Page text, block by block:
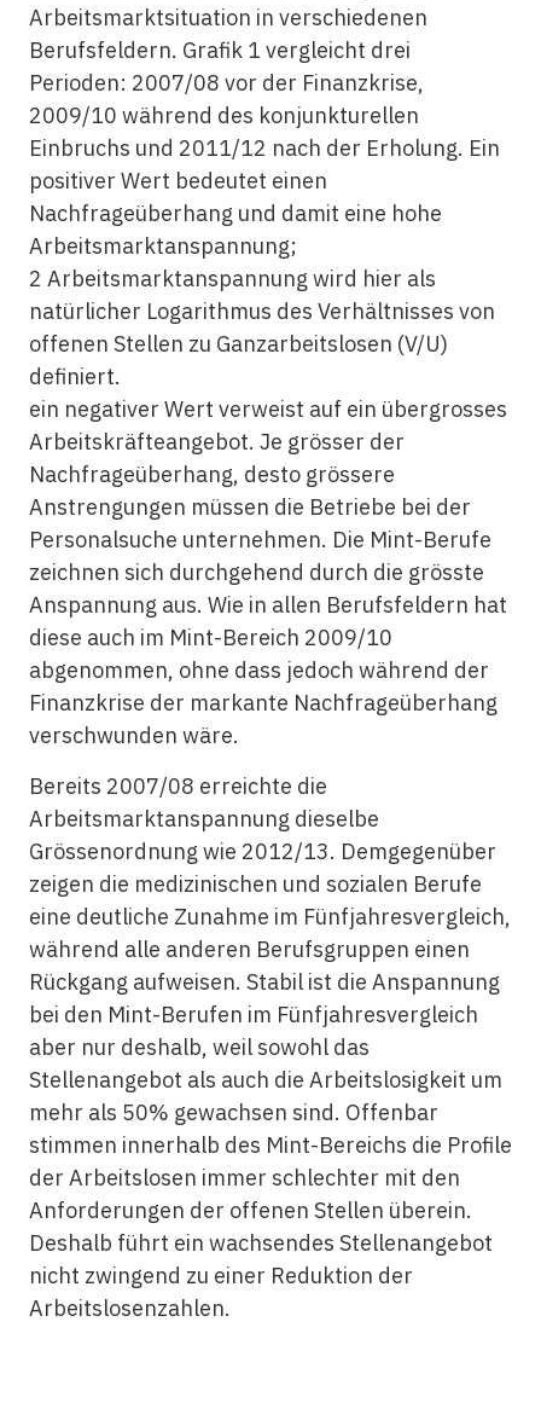
Arbeitsmarktsituation in verschiedenen
Berufsfeldern. Grafik 1 vergleicht drei
Perioden: 2007/08 vor der Finanzkrise,
2009/10 während des konjunkturellen
Einbruchs und 2011/12 nach der Erholung. Ein
positiver Wert bedeutet einen
Nachfrageüberhang und damit eine hohe
Arbeitsmarktanspannung;
2 Arbeitsmarktanspannung wird hier als
natürlicher Logarithmus des Verhältnisses von
offenen Stellen zu Ganzarbeitslosen (V/U)
definiert.
ein negativer Wert verweist auf ein übergrosses
Arbeitskräfteangebot. Je grösser der
Nachfrageüberhang, desto grössere
Anstrengungen müssen die Betriebe bei der
Personalsuche unternehmen. Die Mint-Berufe
zeichnen sich durchgehend durch die grösste
Anspannung aus. Wie in allen Berufsfeldern hat
diese auch im Mint-Bereich 2009/10
abgenommen, ohne dass jedoch während der
Finanzkrise der markante Nachfrageüberhang
verschwunden wäre.
Bereits 2007/08 erreichte die
Arbeitsmarktanspannung dieselbe
Grössenordnung wie 2012/13. Demgegenüber
zeigen die medizinischen und sozialen Berufe
eine deutliche Zunahme im Fünfjahresvergleich,
während alle anderen Berufsgruppen einen
Rückgang aufweisen. Stabil ist die Anspannung
bei den Mint-Berufen im Fünfjahresvergleich
aber nur deshalb, weil sowohl das
Stellenangebot als auch die Arbeitslosigkeit um
mehr als 50% gewachsen sind. Offenbar
stimmen innerhalb des Mint-Bereichs die Profile
der Arbeitslosen immer schlechter mit den
Anforderungen der offenen Stellen überein.
Deshalb führt ein wachsendes Stellenangebot
nicht zwingend zu einer Reduktion der
Arbeitslosenzahlen.